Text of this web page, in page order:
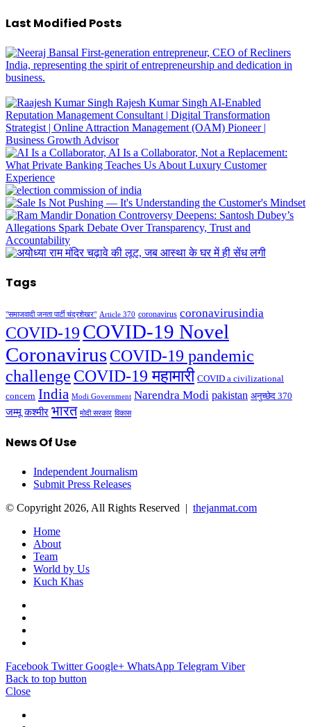
Last Modified Posts
Tags
"समाजवादी जनता पार्टी चंद्रशेखर" Article 370 coronavirus coronavirusindia
COVID-19 COVID-19 Novel
CoronavirusCOVID-19 pandemic
challenge COVID-19 महामारी COVID a civilizational
concern India Modi Government Narendra Modi pakistan अनुच्छेद 370
जम्मू कश्मीर भारत मोदी सरकार विकास
News Of Use
Independent Journalism
Submit Press Releases
© Copyright 2026, All Rights Reserved | thejanmat.com
Home
About
Team
World by Us
Kuch Khas
Facebook Twitter Google+ WhatsApp Telegram Viber
Back to top button
Close